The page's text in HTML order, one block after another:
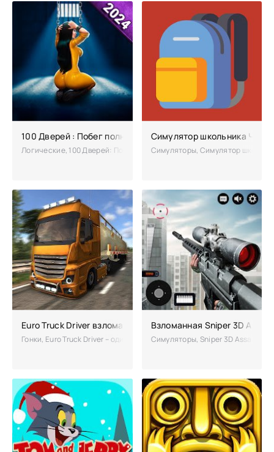
100 Дверей : Побег полная версия
Логические, 100 Дверей: Побег – новая игра из серии головоломок,
Симулятор школьника Читы
Симуляторы, Симулятор
Euro Truck Driver взломанный на много денег
Гонки, Euro Truck Driver – один из лучших симуляторов
Взломанная Sniper 3D
Симуляторы, Sniper 3D Assassin